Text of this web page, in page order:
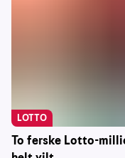
To ferske Lotto-
LOTTO